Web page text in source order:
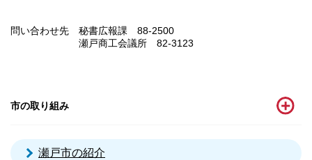
問い合わせ先 秘書広報課 88-2500
瀬戸商工会議所 82-3123
市の取り組み
瀬戸市の紹介